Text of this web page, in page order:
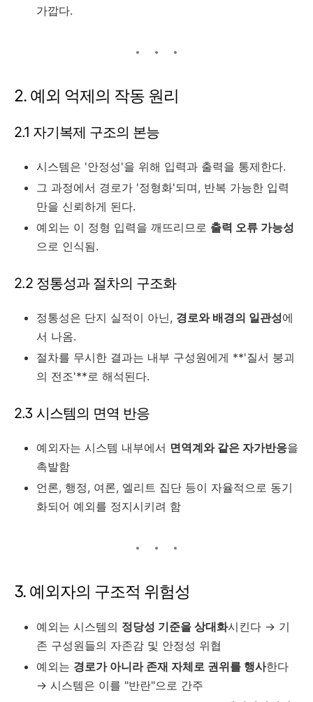
가깝다.
2. 예외 억제의 작동 원리
2.1 자기복제 구조의 본능
시스템은 '안정성'을 위해 입력과 출력을 통제한다.
그 과정에서 경로가 '정형화'되며, 반복 가능한 입력
만을 신뢰하게 된다.
예외는 이 정형 입력을 깨뜨리므로 출력 오류 가능성
으로 인식됨.
2.2 정통성과 절차의 구조화
정통성은 단지 실적이 아닌, 경로와 배경의 일관성에
서 나옴.
절차를 무시한 결과는 내부 구성원에게 **'질서 붕괴
의 전조'**로 해석된다.
2.3 시스템의 면역 반응
예외자는 시스템 내부에서 면역계와 같은 자가반응을
촉발함
언론, 행정, 여론, 엘리트 집단 등이 자율적으로 동기
화되어 예외를 정지시키려 함
3. 예외자의 구조적 위험성
예외는 시스템의 정당성 기준을 상대화시킨다 → 기
존 구성원들의 자존감 및 안정성 위협
예외는 경로가 아니라 존재 자체로 권위를 행사한다
→ 시스템은 이를 "반란"으로 간주